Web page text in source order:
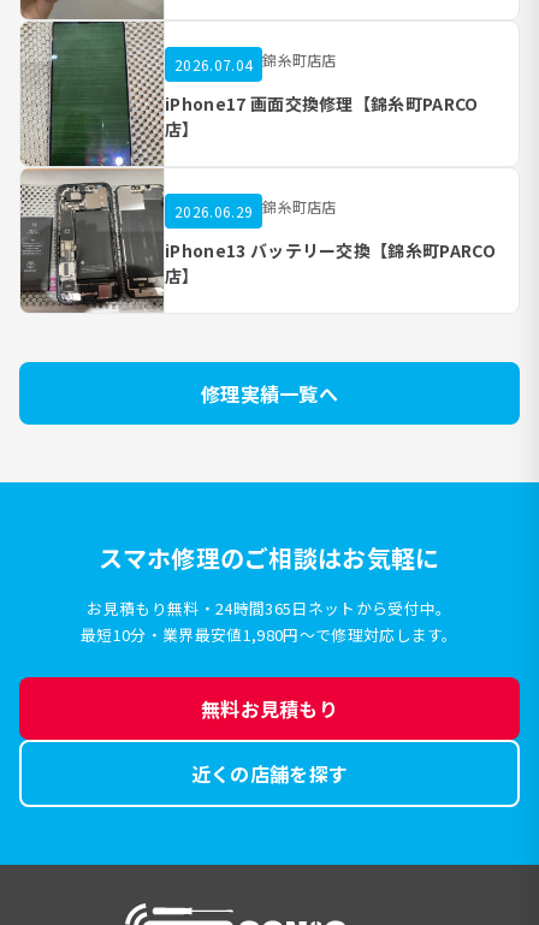
2026.07.04 錦糸町店店
iPhone17 画面交換修理【錦糸町PARCO
店】
2026.06.29 錦糸町店店
iPhone13 バッテリー交換【錦糸町PARCO
店】
修理実績一覧へ
スマホ修理のご相談はお気軽に
お見積もり無料・24時間365日ネットから受付中。
最短10分・業界最安値1,980円〜で修理対応します。
無料お見積もり
近くの店舗を探す